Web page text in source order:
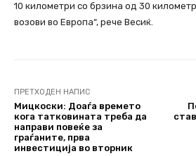
10 километри со брзина од 30
возови во Европа“, рече Весиќ.
ПРЕТХОДЕН НАПИС
Мицкоски: Доаѓа времето
кога татковината треба да
направи повеќе за
граѓаните, прва
инвестиција во вторник